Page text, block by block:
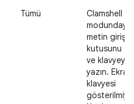
Tümü
Clamshell
metin giriş
kutusunu
ve
yazın. Ekran
klavyesi